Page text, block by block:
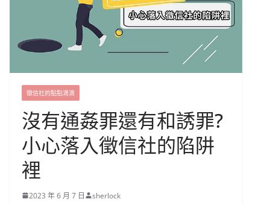
徵信社的點點滴滴
沒有通姦罪還有和誘罪?
小心落入徵信社的陷阱
裡
2023 年 6 月 7 日 sherlock